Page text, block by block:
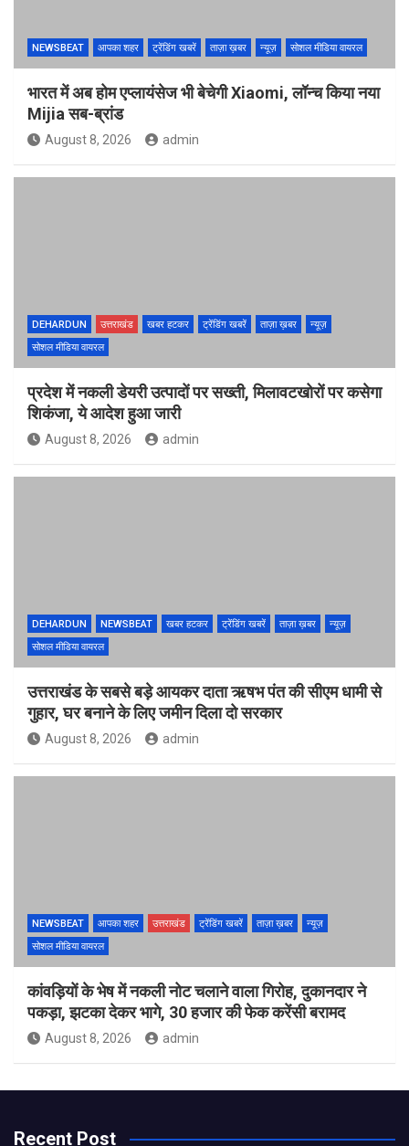
NEWSBEAT आपका शहर ट्रेंडिंग खबरें ताज़ा ख़बर न्यूज़ सोशल मीडिया वायरल
भारत में अब होम एप्लायंसेज भी बेचेगी Xiaomi, लॉन्च किया नया
Mijia सब-ब्रांड
August 8, 2026 admin
DEHARDUN उत्तराखंड खबर हटकर ट्रेंडिंग खबरें ताज़ा ख़बर
न्यूज़
सोशल मीडिया वायरल
प्रदेश में नकली डेयरी उत्पादों पर सख्ती, मिलावटखोरों पर कसेगा
शिकंजा, ये आदेश हुआ जारी
August 8, 2026 admin
DEHARDUN NEWSBEAT खबर हटकर ट्रेंडिंग खबरें ताज़ा ख़बर
न्यूज़
सोशल मीडिया वायरल
उत्तराखंड के सबसे बड़े आयकर दाता ऋषभ पंत की सीएम धामी से
गुहार, घर बनाने के लिए जमीन दिला दो सरकार
August 8, 2026 admin
NEWSBEAT आपका शहर उत्तराखंड ट्रेंडिंग खबरें ताज़ा ख़बर
न्यूज़
सोशल मीडिया वायरल
कांवड़ियों के भेष में नकली नोट चलाने वाला गिरोह, दुकानदार ने
पकड़ा, झटका देकर भागे, 30 हजार की फेक करेंसी बरामद
August 8, 2026 admin
Recent Post